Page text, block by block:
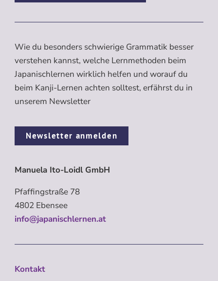
Wie du besonders schwierige Grammatik besser
verstehen kannst, welche Lernmethoden beim
Japanischlernen wirklich helfen und worauf du
beim Kanji-Lernen achten solltest, erfährst du in
unserem Newsletter
Newsletter anmelden
Manuela Ito-Loidl GmbH
Pfaffingstraße 78
4802 Ebensee
info@japanischlernen.at
Kontakt